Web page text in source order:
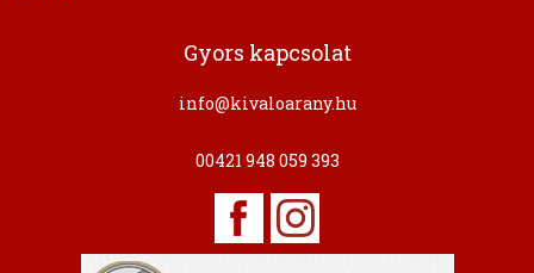
Gyors kapcsolat
info@kivaloarany.hu
00421 948 059 393